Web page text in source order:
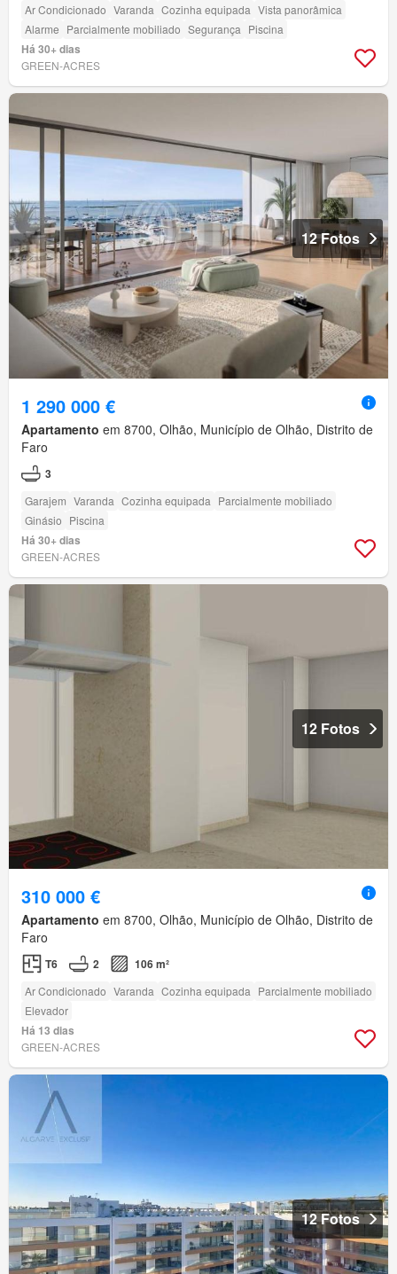
Ar Condicionado Varanda Cozinha equipada Vista panorâmica
Alarme Parcialmente mobiliado Segurança Piscina
Há 30+ dias
GREEN-ACRES
12 Fotos
1 290 000 €
Apartamento em 8700, Olhão, Município de Olhão, Distrito de
Faro
3
Garajem Varanda Cozinha equipada Parcialmente mobiliado
Ginásio Piscina
Há 30+ dias
GREEN-ACRES
12 Fotos
310 000 €
Apartamento em 8700, Olhão, Município de Olhão, Distrito de
Faro
T6 2 106 m²
Ar Condicionado Varanda Cozinha equipada Parcialmente mobiliado
Elevador
Há 13 dias
GREEN-ACRES
12 Fotos